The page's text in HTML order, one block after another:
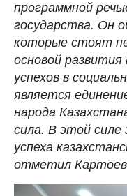
программной
государства. Он
которые стоят
основой
успехов в
является
народа
сила. В этой силе
успеха
отметил